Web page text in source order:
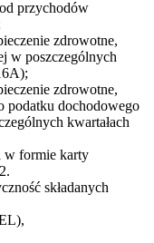
przychodów
zdrowotne,
w poszczególnych
zdrowotne,
podatku dochodowego
kwartałach
w formie karty
składanych